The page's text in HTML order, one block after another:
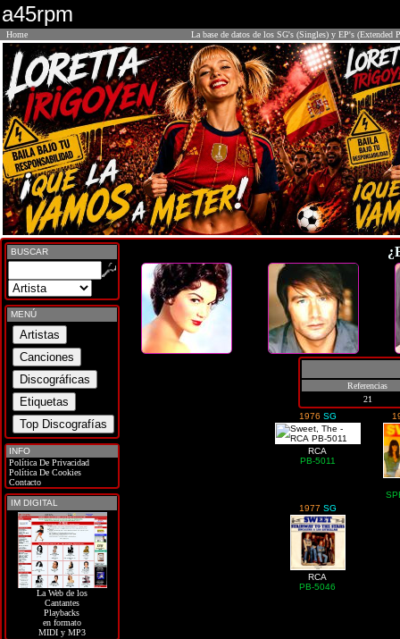
a45rpm
Home La base de datos de los SG's (Singles) y EP's (Extended
BUSCAR
MENÚ
INFO
Política De Privacidad
Política De Cookies
Contacto
IM DIGITAL
La Web de los
Cantantes
Playbacks
en formato
MIDI y MP3
Referencias
21
1976 SG
RCA
PB-5011
1977 SG
RCA
PB-5046